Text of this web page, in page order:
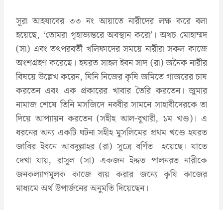
সূরা আহযাবের ৩৩ নং আয়াতে নারীদের লক্ষ করে বলা
হয়েছে, ‘তোমরা গৃহাভ্যন্তরে অবস্থান করো’। অথচ মোহাম্মদ
(সা) এবং তৎপরবর্তী খলিফাদের সময়ে নারীরা সকল কাজে
অংশগ্রহণ করেছে। হযরত সাহল ইবন সাদ (রা) জনৈক নারীর
বিষয়ে উল্লেখ করেন, যিনি নিজের কৃষি জমিতে গাজরের চাষ
করতেন এবং এক প্রকারের খাবার তৈরি করতেন। জুমার
নামাজ শেষে তিনি মসজিদে নববীর সামনে সাহাবীদেরকে তা
দিয়ে আপ্যায়ন করতেন (সহীহ আল-বুখারী, ১ম খণ্ড)। এ
ধরনের অন্য একটি ঘটনা সহীহ মুসলিমের প্রথম খণ্ডে হযরত
জাবির ইবনে আবদুল্লাহর (রা) সূত্রে বর্ণিত হয়েছে। যাতে
দেখা যায়, রাসূল (সা) একজন ইদ্দত পালনরত নারীকে
জনকল্যাণমূলক কাজে ব্যয় করার জন্যে কৃষি কাজের
মাধ্যমে অর্থ উপার্জনের অনুমতি দিয়েছেন।